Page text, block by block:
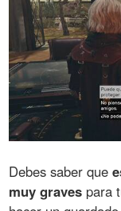
Debes saber que
muy graves para